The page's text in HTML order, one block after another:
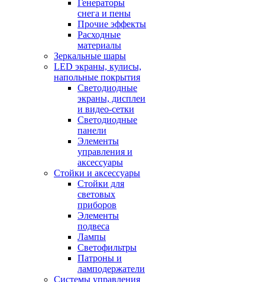
Генераторы
снега и пены
Прочие эффекты
Расходные
материалы
Зеркальные шары
LED экраны, кулисы,
напольные покрытия
Светодиодные
экраны, дисплеи
и видео-сетки
Светодиодные
панели
Элементы
управления и
аксессуары
Стойки и аксессуары
Стойки для
световых
приборов
Элементы
подвеса
Лампы
Светофильтры
Патроны и
ламподержатели
Системы управления